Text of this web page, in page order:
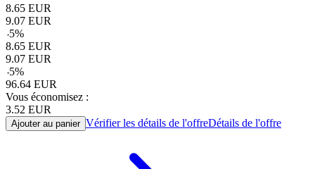
8.65 EUR
9.07 EUR
-5%
8.65 EUR
9.07 EUR
-5%
96.64 EUR
Vous économisez :
3.52 EUR
Ajouter au panier Vérifier les détails de l'offreDétails de l'offre